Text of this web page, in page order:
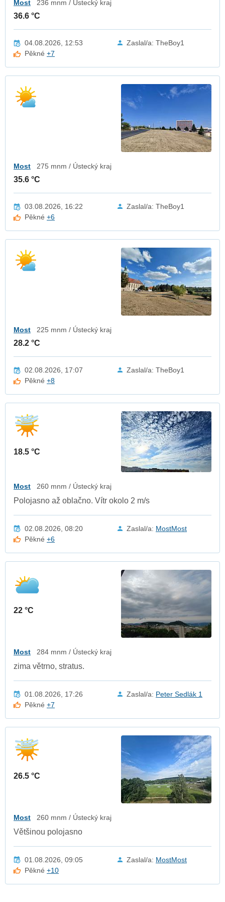
Most 236 mnm / Ústecký kraj
36.6 °C
04.08.2026, 12:53
Zaslal/a: TheBoy1
Pěkné+7
Most 275 mnm / Ústecký kraj
35.6 °C
03.08.2026, 16:22
Zaslal/a: TheBoy1
Pěkné+6
Most 225 mnm / Ústecký kraj
28.2 °C
02.08.2026, 17:07
Zaslal/a: TheBoy1
Pěkné+8
18.5 °C
Most 260 mnm / Ústecký kraj
Polojasno až oblačno. Vítr okolo 2 m/s
02.08.2026, 08:20 Zaslal/a: MostMost
Pěkné+6
22 °C
Most 284 mnm / Ústecký kraj
zima větrno, stratus.
01.08.2026, 17:26 Zaslal/a: Peter Sedlák 1
Pěkné+7
26.5 °C
Most 260 mnm / Ústecký kraj
Většinou polojasno
01.08.2026, 09:05 Zaslal/a: MostMost
Pěkné+10